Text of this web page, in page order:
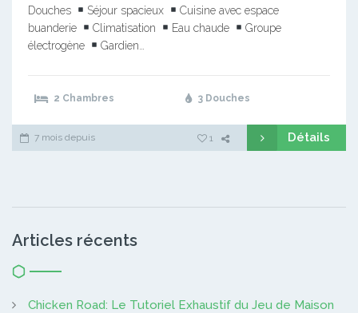
Douches
Séjour spacieux
Cuisine avec espace
buanderie
Climatisation Eau chaude
Groupe
électrogène
Gardien…
2 Chambres 3 Douches
7 mois depuis 1 Détails
Articles récents
Chicken Road: Le Tutoriel Exhaustif du Jeu de Maison